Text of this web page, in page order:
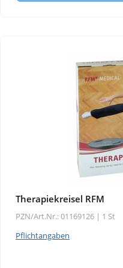
Therapiekreisel RFM
PZN/Art.Nr.: 01169126 | 1 St
Pflichtangaben